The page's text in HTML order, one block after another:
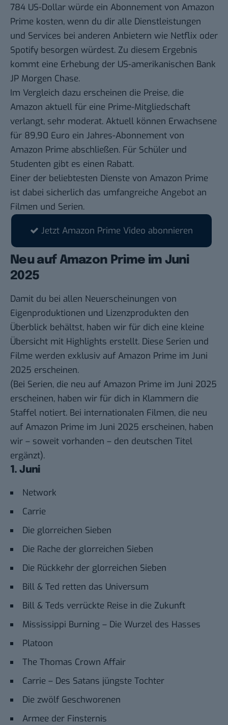
784 US-Dollar würde ein Abonnement von Amazon
Prime kosten, wenn du dir alle Dienstleistungen
und Services bei anderen Anbietern wie Netflix oder
Spotify besorgen würdest. Zu diesem Ergebnis
kommt eine Erhebung der US-amerikanischen Bank
JP Morgen Chase.
Im Vergleich dazu erscheinen die Preise, die
Amazon aktuell für eine Prime-Mitgliedschaft
verlangt, sehr moderat. Aktuell können Erwachsene
für 89,90 Euro ein Jahres-Abonnement von
Amazon Prime abschließen. Für Schüler und
Studenten gibt es einen Rabatt.
Einer der beliebtesten Dienste von Amazon Prime
ist dabei sicherlich das umfangreiche Angebot an
Filmen und Serien.
Jetzt Amazon Prime Video abonnieren
Neu auf Amazon Prime im Juni
2025
Damit du bei allen Neuerscheinungen von
Eigenproduktionen und Lizenzprodukten den
Überblick behältst, haben wir für dich eine kleine
Übersicht mit Highlights erstellt. Diese Serien und
Filme werden exklusiv auf Amazon Prime im Juni
2025 erscheinen.
(Bei Serien, die neu auf Amazon Prime im Juni 2025
erscheinen, haben wir für dich in Klammern die
Staffel notiert. Bei internationalen Filmen, die neu
auf Amazon Prime im Juni 2025 erscheinen, haben
wir – soweit vorhanden – den deutschen Titel
ergänzt).
1. Juni
Network
Carrie
Die glorreichen Sieben
Die Rache der glorreichen Sieben
Die Rückkehr der glorreichen Sieben
Bill & Ted retten das Universum
Bill & Teds verrückte Reise in die Zukunft
Mississippi Burning – Die Wurzel des Hasses
Platoon
The Thomas Crown Affair
Carrie – Des Satans jüngste Tochter
Die zwölf Geschworenen
Armee der Finsternis